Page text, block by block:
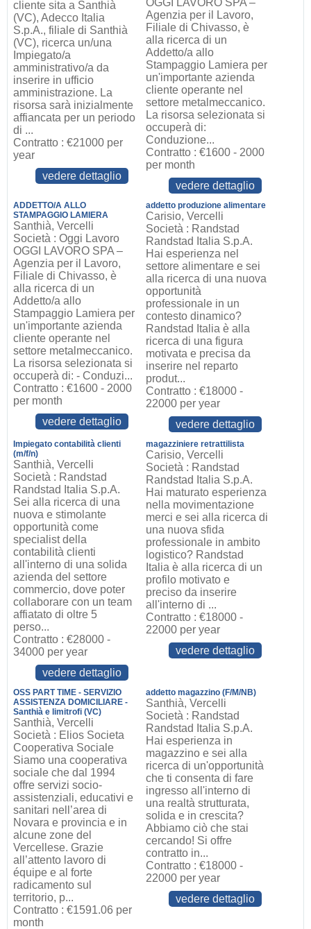
cliente sita a Santhià
(VC), Adecco Italia
S.p.A., filiale di Santhià
(VC), ricerca un/una
Impiegato/a
amministrativo/a da
inserire in ufficio
amministrazione. La
risorsa sarà inizialmente
affiancata per un periodo
di ...
Contratto : €21000 per
year
vedere dettaglio
OGGI LAVORO SPA –
Agenzia per il Lavoro,
Filiale di Chivasso, è
alla ricerca di un
Addetto/a allo
Stampaggio Lamiera per
un'importante azienda
cliente operante nel
settore metalmeccanico.
La risorsa selezionata si
occuperà di:
Conduzione...
Contratto : €1600 - 2000
per month
vedere dettaglio
ADDETTO/A ALLO
STAMPAGGIO LAMIERA
Santhià, Vercelli
Società : Oggi Lavoro
OGGI LAVORO SPA –
Agenzia per il Lavoro,
Filiale di Chivasso, è
alla ricerca di un
Addetto/a allo
Stampaggio Lamiera per
un'importante azienda
cliente operante nel
settore metalmeccanico.
La risorsa selezionata si
occuperà di: - Conduzi...
Contratto : €1600 - 2000
per month
vedere dettaglio
addetto produzione alimentare
Carisio, Vercelli
Società : Randstad
Randstad Italia S.p.A.
Hai esperienza nel
settore alimentare e sei
alla ricerca di una nuova
opportunità
professionale in un
contesto dinamico?
Randstad Italia è alla
ricerca di una figura
motivata e precisa da
inserire nel reparto
produt...
Contratto : €18000 -
22000 per year
vedere dettaglio
Impiegato contabilità clienti
(m/f/n)
Santhià, Vercelli
Società : Randstad
Randstad Italia S.p.A.
Sei alla ricerca di una
nuova e stimolante
opportunità come
specialist della
contabilità clienti
all'interno di una solida
azienda del settore
commercio, dove poter
collaborare con un team
affiatato di oltre 5
perso...
Contratto : €28000 -
34000 per year
vedere dettaglio
magazziniere retrattilista
Carisio, Vercelli
Società : Randstad
Randstad Italia S.p.A.
Hai maturato esperienza
nella movimentazione
merci e sei alla ricerca di
una nuova sfida
professionale in ambito
logistico? Randstad
Italia è alla ricerca di un
profilo motivato e
preciso da inserire
all'interno di ...
Contratto : €18000 -
22000 per year
vedere dettaglio
OSS PART TIME - SERVIZIO
ASSISTENZA DOMICILIARE -
Santhià e limitrofi (VC)
Santhià, Vercelli
Società : Elios Societa
Cooperativa Sociale
Siamo una cooperativa
sociale che dal 1994
offre servizi socio-
assistenziali, educativi e
sanitari nell’area di
Novara e provincia e in
alcune zone del
Vercellese. Grazie
all’attento lavoro di
équipe e al forte
radicamento sul
territorio, p...
Contratto : €1591.06 per
month
addetto magazzino (F/M/NB)
Santhià, Vercelli
Società : Randstad
Randstad Italia S.p.A.
Hai esperienza in
magazzino e sei alla
ricerca di un'opportunità
che ti consenta di fare
ingresso all'interno di
una realtà strutturata,
solida e in crescita?
Abbiamo ciò che stai
cercando! Si offre
contratto in...
Contratto : €18000 -
22000 per year
vedere dettaglio